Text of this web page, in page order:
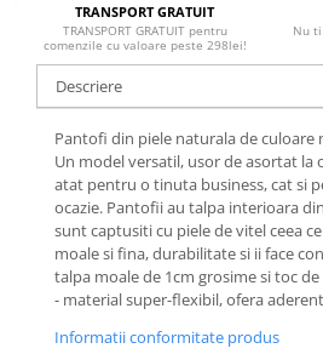
TRANSPORT GRATUIT
TRANSPORT GRATUIT pentru
comenzile cu valoare peste 298lei!
Nu
Descriere
Pantofi din piele naturala de
Un model versatil, usor de asortat la
atat pentru o tinuta business, cat si
ocazie. Pantofii au talpa interioara
sunt captusiti cu piele de vitel ceea
moale si fina, durabilitate si ii face
talpa moale de 1cm grosime si toc
- material super-flexibil, ofera
Informatii conformitate produs